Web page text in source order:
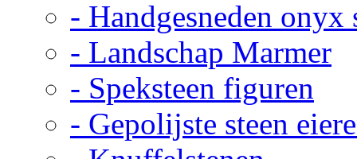
- Handgesneden onyx
- Landschap Marmer
- Speksteen figuren
- Gepolijste steen